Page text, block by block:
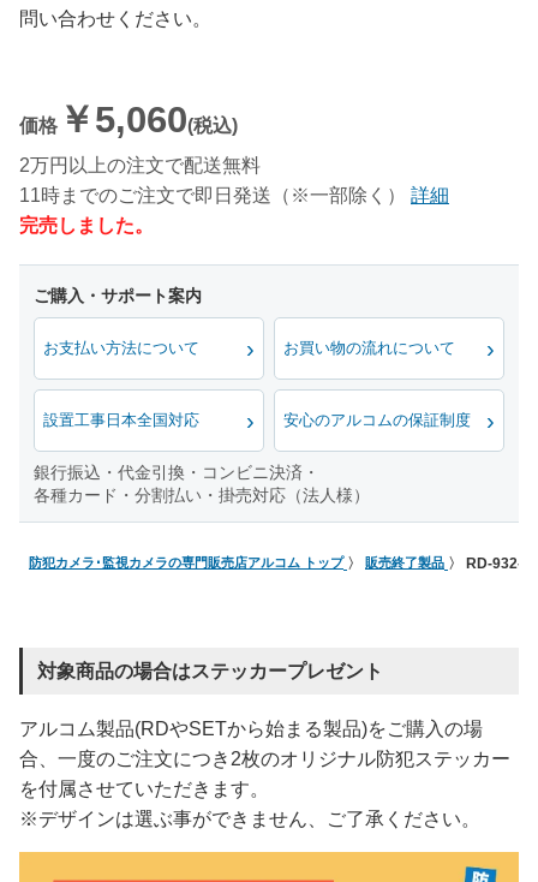
問い合わせください。
価格 ￥5,060(税込)
2万円以上の注文で配送無料
11時までのご注文で即日発送（※一部除く）
詳細
完売しました。
お支払い方法について お買い物の流れについて
設置工事日本全国対応 安心のアルコムの保証制度
銀行振込・代金引換・コンビニ決済・
各種カード・分割払い・掛売対応（法人様）
防犯カメラ･監視カメラの専門販売店アルコム トップ 販売終了製品 RD-932-
対象商品の場合はステッカープレゼント
アルコム製品(RDやSETから始まる製品)をご購入の場
合、一度のご注文につき2枚のオリジナル防犯ステッカー
を付属させていただきます。
※デザインは選ぶ事ができません、ご了承ください。